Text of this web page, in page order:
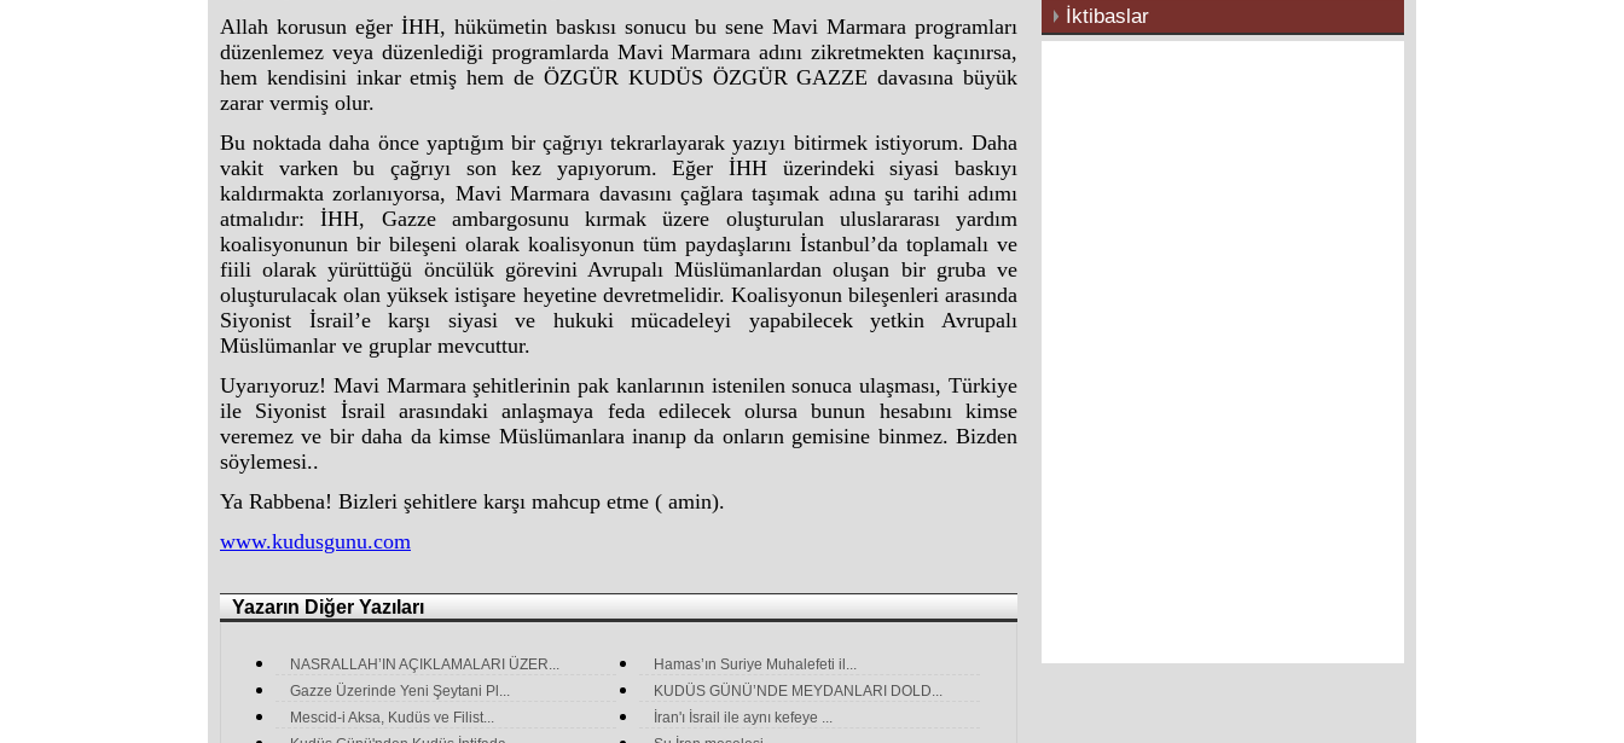
Allah korusun eğer İHH, hükümetin baskısı sonucu bu sene Mavi Marmara programları
düzenlemez veya düzenlediği programlarda Mavi Marmara adını zikretmekten kaçınırsa,
hem kendisini inkar etmiş hem de ÖZGÜR KUDÜS ÖZGÜR GAZZE davasına büyük
zarar vermiş olur.
Bu noktada daha önce yaptığım bir çağrıyı tekrarlayarak yazıyı bitirmek istiyorum. Daha
vakit varken bu çağrıyı son kez yapıyorum. Eğer İHH üzerindeki siyasi baskıyı
kaldırmakta zorlanıyorsa, Mavi Marmara davasını çağlara taşımak adına şu tarihi adımı
atmalıdır: İHH, Gazze ambargosunu kırmak üzere oluşturulan uluslararası yardım
koalisyonunun bir bileşeni olarak koalisyonun tüm paydaşlarını İstanbul’da toplamalı ve
fiili olarak yürüttüğü öncülük görevini Avrupalı Müslümanlardan oluşan bir gruba ve
oluşturulacak olan yüksek istişare heyetine devretmelidir. Koalisyonun bileşenleri arasında
Siyonist İsrail’e karşı siyasi ve hukuki mücadeleyi yapabilecek yetkin Avrupalı
Müslümanlar ve gruplar mevcuttur.
Uyarıyoruz! Mavi Marmara şehitlerinin pak kanlarının istenilen sonuca ulaşması, Türkiye
ile Siyonist İsrail arasındaki anlaşmaya feda edilecek olursa bunun hesabını kimse
veremez ve bir daha da kimse Müslümanlara inanıp da onların gemisine binmez. Bizden
söylemesi..
Ya Rabbena! Bizleri şehitlere karşı mahcup etme ( amin).
www.kudusgunu.com
Yazarın Diğer Yazıları
NASRALLAH’IN AÇIKLAMALARI ÜZER...
Hamas’ın Suriye Muhalefeti il...
Gazze Üzerinde Yeni Şeytani Pl...
KUDÜS GÜNÜ’NDE MEYDANLARI DOLD...
Mescid-i Aksa, Kudüs ve Filist...
İran'ı İsrail ile aynı kefeye ...
İktibaslar